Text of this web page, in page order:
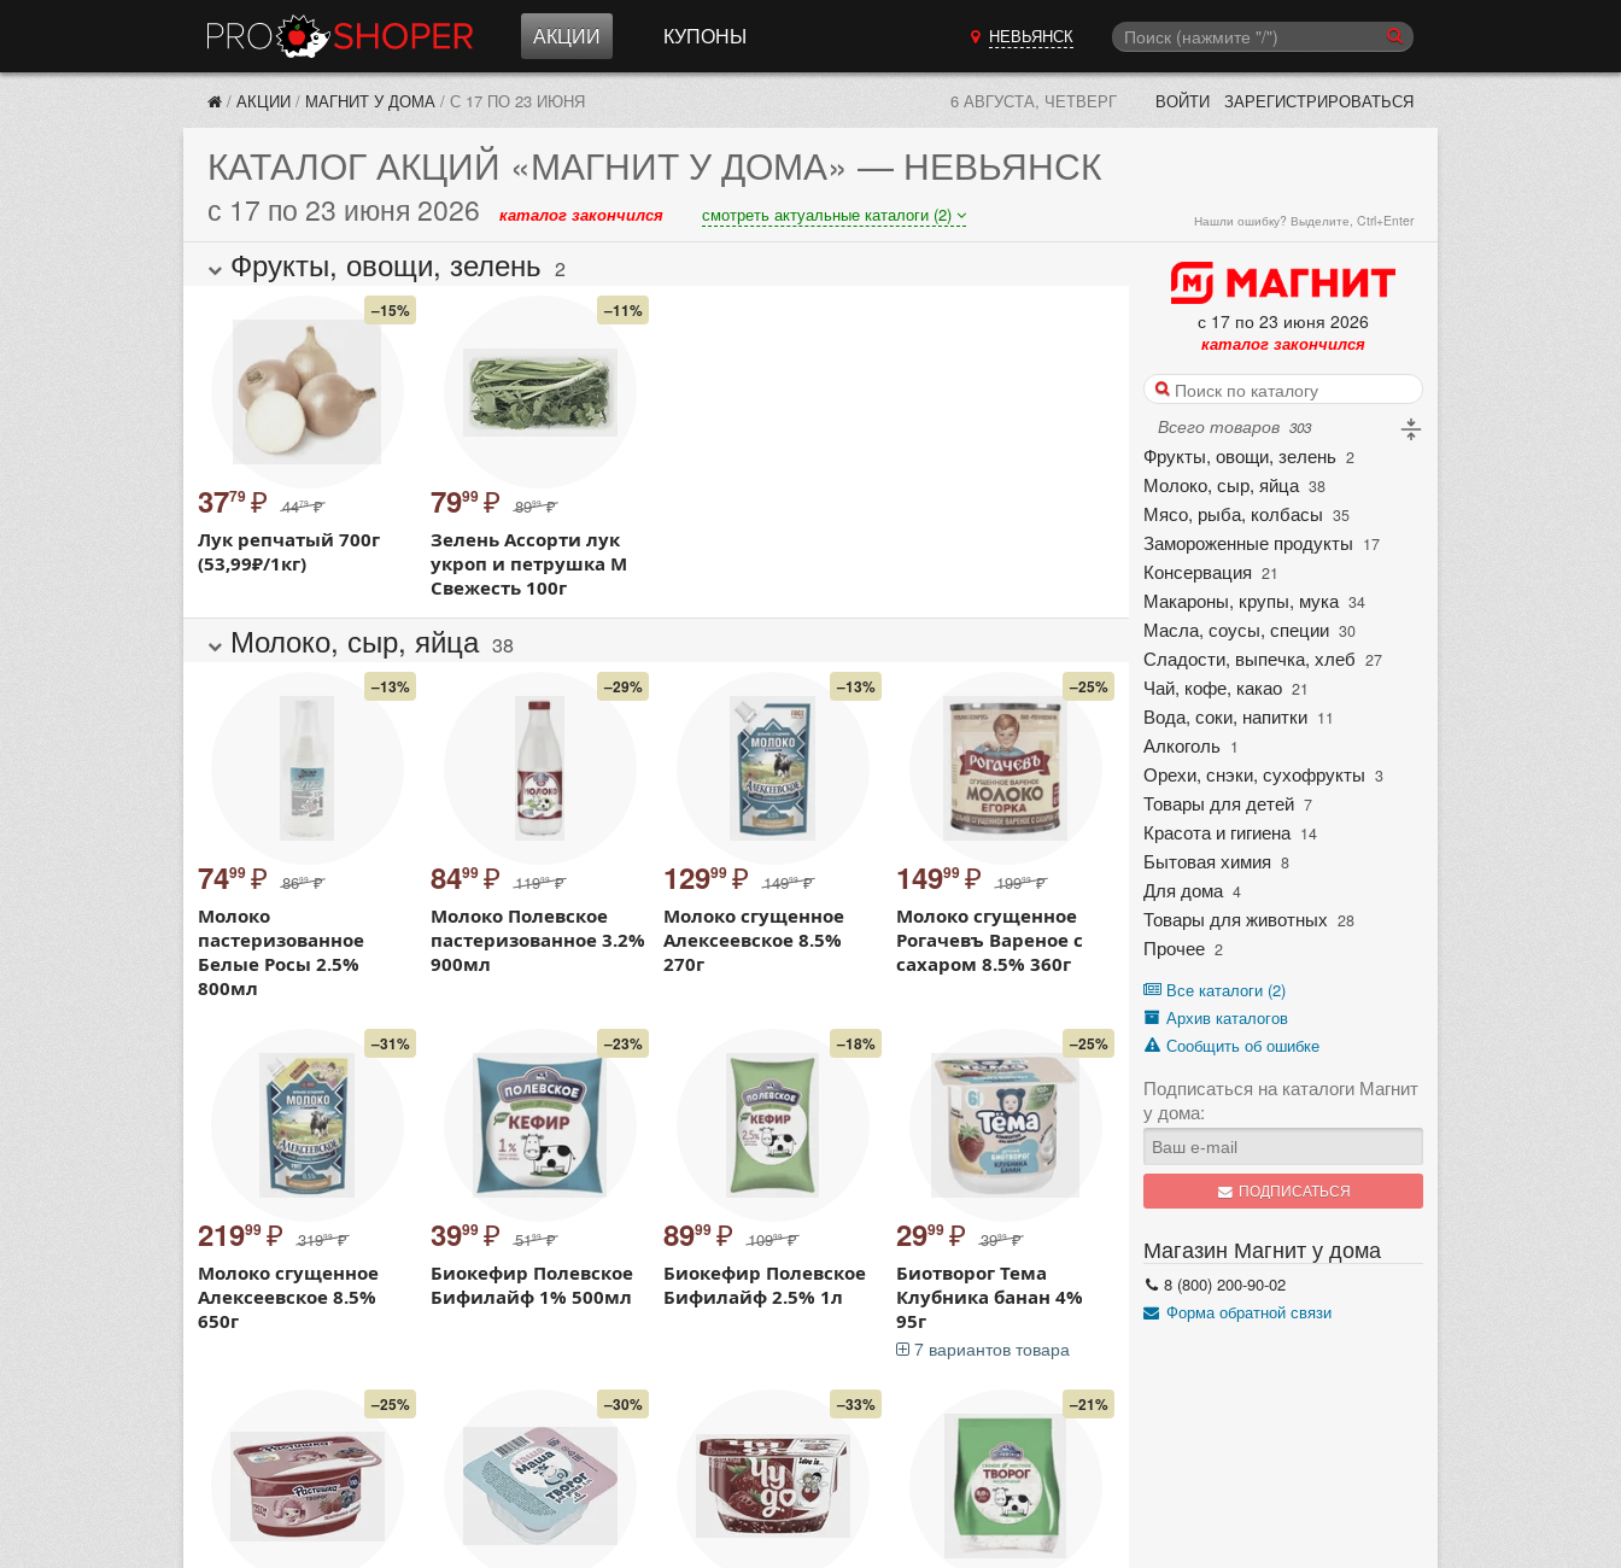
АКЦИИ КУПОНЫ НЕВЬЯНСК
/ АКЦИИ / МАГНИТ У ДОМА / С 17 ПО 23 ИЮНЯ 6 АВГУСТА, ЧЕТВЕРГ ВОЙТИ ЗАРЕГИСТРИРОВАТЬСЯ
КАТАЛОГ АКЦИЙ «МАГНИТ У ДОМА» — НЕВЬЯНСК
с 17 по 23 июня 2026 каталог закончился смотреть актуальные каталоги (2) Нашли ошибку? Выделите, Ctrl+Enter
с 17 по 23 июня 2026
каталог закончился
Всего товаров 303
Фрукты, овощи, зелень 2
Молоко, сыр, яйца 38
Мясо, рыба, колбасы 35
Замороженные продукты 17
Консервация 21
Макароны, крупы, мука 34
Масла, соусы, специи 30
Сладости, выпечка, хлеб 27
Чай, кофе, какао 21
Вода, соки, напитки 11
Алкоголь 1
Орехи, снэки, сухофрукты 3
Товары для детей 7
Красота и гигиена 14
Бытовая химия 8
Для дома 4
Товары для животных 28
Прочее 2
Все каталоги (2)
Архив каталогов
Сообщить об ошибке
Подписаться на каталоги Магнит
у дома:
ПОДПИСАТЬСЯ
Магазин Магнит у дома
8 (800) 200-90-02
Форма обратной связи
Фрукты, овощи, зелень 2
–15%
3779 ₽ 4479 ₽
Лук репчатый 700г
(53,99₽/1кг)
–11%
7999 ₽ 8999 ₽
Зелень Ассорти лук
укроп и петрушка М
Свежесть 100г
Молоко, сыр, яйца 38
–13%
7499 ₽ 8699 ₽
Молоко
пастеризованное
Белые Росы 2.5%
800мл
–29%
8499 ₽ 11999 ₽
Молоко Полевское
пастеризованное 3.2%
900мл
–13%
12999 ₽ 14999 ₽
Молоко сгущенное
Алексеевское 8.5%
270г
–25%
14999 ₽ 19999 ₽
Молоко сгущенное
Рогачевъ Вареное с
сахаром 8.5% 360г
–31%
21999 ₽ 31999 ₽
Молоко сгущенное
Алексеевское 8.5%
650г
–23%
3999 ₽ 5199 ₽
Биокефир Полевское
Бифилайф 1% 500мл
–18%
8999 ₽ 10999 ₽
Биокефир Полевское
Бифилайф 2.5% 1л
–25%
2999 ₽ 3999 ₽
Биотворог Тема
Клубника банан 4%
95г
7 вариантов товара
–25% –30% –33% –21%